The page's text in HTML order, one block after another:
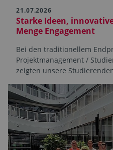
21.07.2026
Starke Ideen,
Menge Engagement
Bei den traditionellem
Projektmanagement /
zeigten unsere